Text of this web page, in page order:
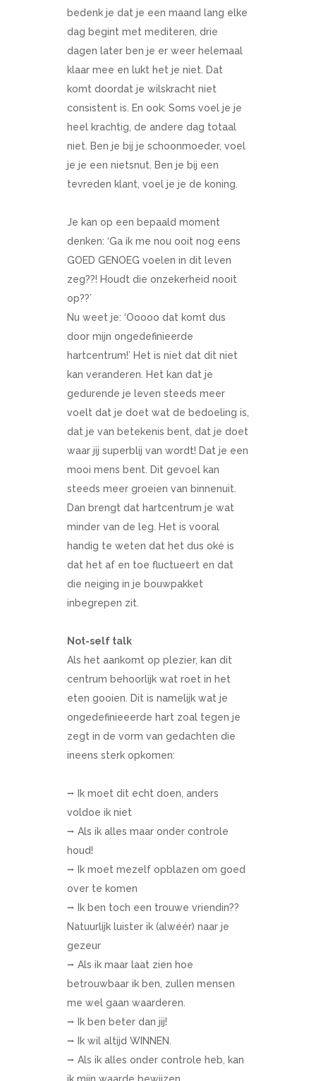
bedenk je dat je een maand lang elke
dag begint met mediteren, drie
dagen later ben je er weer helemaal
klaar mee en lukt het je niet. Dat
komt doordat je wilskracht niet
consistent is. En ook: Soms voel je je
heel krachtig, de andere dag totaal
niet. Ben je bij je schoonmoeder, voel
je je een nietsnut. Ben je bij een
tevreden klant, voel je je de koning.
Je kan op een bepaald moment
denken: ‘Ga ik me nou ooit nog eens
GOED GENOEG voelen in dit leven
zeg??! Houdt die onzekerheid nooit
op??’
Nu weet je: ‘Ooooo dat komt dus
door mijn ongedefinieerde
hartcentrum!’ Het is niet dat dit niet
kan veranderen. Het kan dat je
gedurende je leven steeds meer
voelt dat je doet wat de bedoeling is,
dat je van betekenis bent, dat je doet
waar jij superblij van wordt! Dat je een
mooi mens bent. Dit gevoel kan
steeds meer groeien van binnenuit.
Dan brengt dat hartcentrum je wat
minder van de leg. Het is vooral
handig te weten dat het dus oké is
dat het af en toe fluctueert en dat
die neiging in je bouwpakket
inbegrepen zit.
Not-self talk
Als het aankomt op plezier, kan dit
centrum behoorlijk wat roet in het
eten gooien. Dit is namelijk wat je
ongedefinieeerde hart zoal tegen je
zegt in de vorm van gedachten die
ineens sterk opkomen:
⭢ Ik moet dit echt doen, anders
voldoe ik niet
⭢ Als ik alles maar onder controle
houd!
⭢ Ik moet mezelf opblazen om goed
over te komen
⭢ Ik ben toch een trouwe vriendin??
Natuurlijk luister ik (alwéér) naar je
gezeur
⭢ Als ik maar laat zien hoe
betrouwbaar ik ben, zullen mensen
me wel gaan waarderen.
⭢ Ik ben beter dan jij!
⭢ Ik wil altijd WINNEN.
⭢ Als ik alles onder controle heb, kan